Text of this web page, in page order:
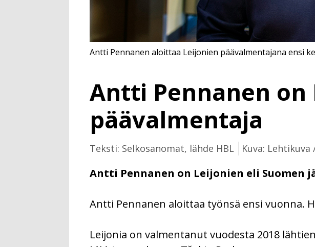
Antti Pennanen on
päävalmentaja
Teksti: Selkosanomat, lähde HBL Kuva:
Antti Pennanen on Leijonien eli Suomen
Antti Pennanen aloittaa Leijonien päävalmentajana ensi
Antti Pennanen aloittaa työnsä ensi vuonna.
Leijonia on valmentanut vuodesta 2018